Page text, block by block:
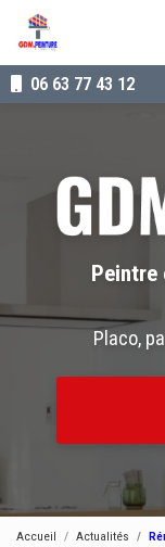
contenu
principal
06 63 77 43 12
Peintre
Placo,
Accueil Actualités